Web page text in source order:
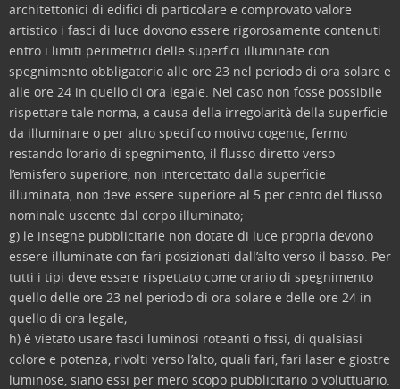
architettonici di edifici di particolare e comprovato valore
artistico i fasci di luce dovono essere rigorosamente contenuti
entro i limiti perimetrici delle superfici illuminate con
spegnimento obbligatorio alle ore 23 nel periodo di ora solare e
alle ore 24 in quello di ora legale. Nel caso non fosse possibile
rispettare tale norma, a causa della irregolarità della superficie
da illuminare o per altro specifico motivo cogente, fermo
restando l’orario di spegnimento, il flusso diretto verso
l’emisfero superiore, non intercettato dalla superficie
illuminata, non deve essere superiore al 5 per cento del flusso
nominale uscente dal corpo illuminato;
g) le insegne pubblicitarie non dotate di luce propria devono
essere illuminate con fari posizionati dall’alto verso il basso. Per
tutti i tipi deve essere rispettato come orario di spegnimento
quello delle ore 23 nel periodo di ora solare e delle ore 24 in
quello di ora legale;
h) è vietato usare fasci luminosi roteanti o fissi, di qualsiasi
colore e potenza, rivolti verso l’alto, quali fari, fari laser e giostre
luminose, siano essi per mero scopo pubblicitario o voluttuario.